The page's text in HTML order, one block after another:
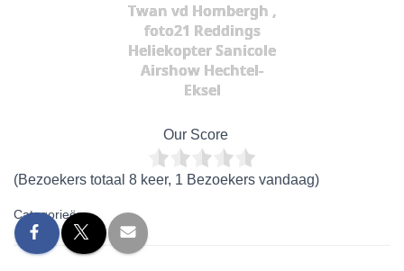
Twan vd Hombergh ,
foto21 Reddings
Heliekopter Sanicole
Airshow Hechtel-
Eksel
Our Score
(Bezoekers totaal 8 keer, 1 Bezoekers vandaag)
Categorieën: